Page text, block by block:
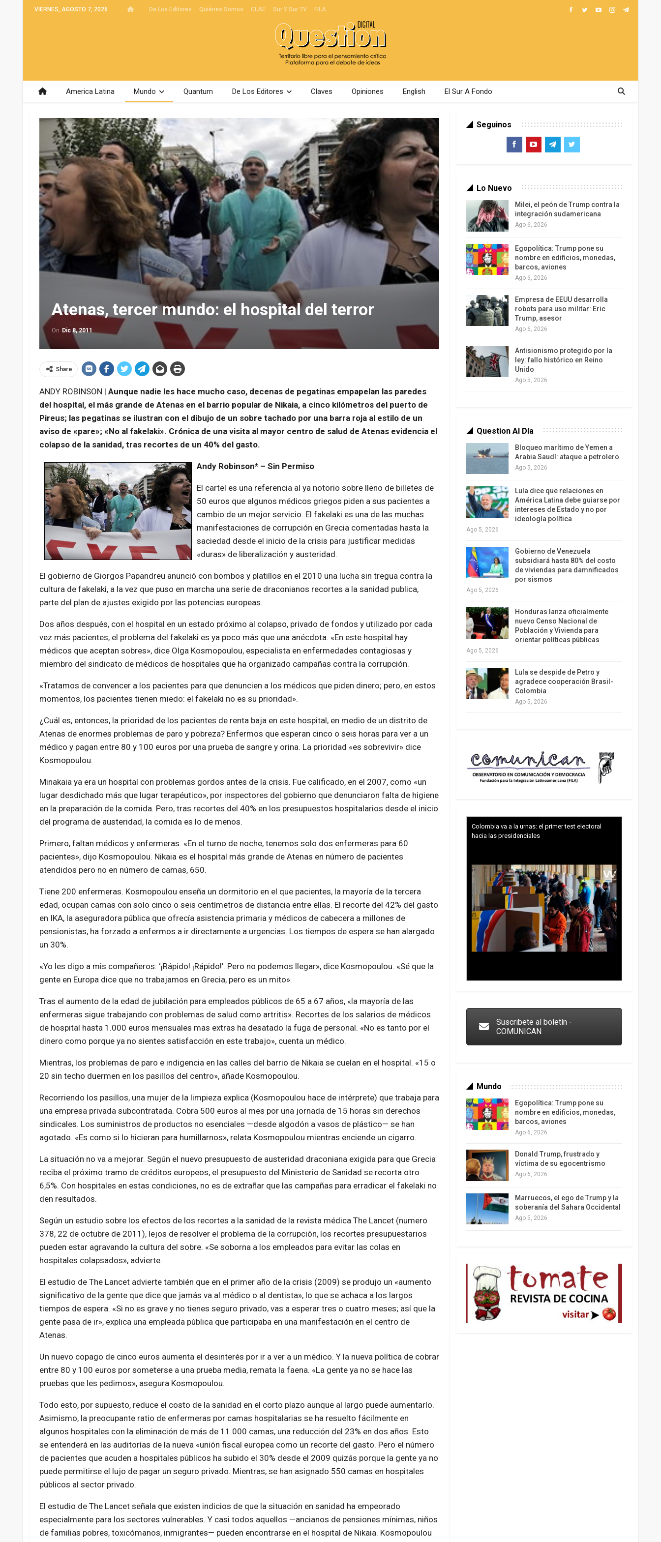
VIERNES, AGOSTO 7, 2026 De Los Editores Quiénes Somos CLAE Sur Y Sur TV FILA
America Latina Mundo Quantum De Los Editores Claves Opiniones English El Sur A Fondo
Atenas, tercer mundo: el hospital del terror
On Dic 8, 2011
Share
ANDY ROBINSON | Aunque nadie les hace mucho caso, decenas de pegatinas empapelan las paredes
del hospital, el más grande de Atenas en el barrio popular de Nikaia, a cinco kilómetros del puerto de
Pireus; las pegatinas se ilustran con el dibujo de un sobre tachado por una barra roja al estilo de un
aviso de «pare»; «No al fakelaki». Crónica de una visita al mayor centro de salud de Atenas evidencia el
colapso de la sanidad, tras recortes de un 40% del gasto.
Andy Robinson* – Sin Permiso
El cartel es una referencia al ya notorio sobre lleno de billetes de
50 euros que algunos médicos griegos piden a sus pacientes a
cambio de un mejor servicio. El fakelaki es una de las muchas
manifestaciones de corrupción en Grecia comentadas hasta la
saciedad desde el inicio de la crisis para justificar medidas
«duras» de liberalización y austeridad.
El gobierno de Giorgos Papandreu anunció con bombos y platillos en el 2010 una lucha sin tregua contra la
cultura de fakelaki, a la vez que puso en marcha una serie de draconianos recortes a la sanidad publica,
parte del plan de ajustes exigido por las potencias europeas.
Dos años después, con el hospital en un estado próximo al colapso, privado de fondos y utilizado por cada
vez más pacientes, el problema del fakelaki es ya poco más que una anécdota. «En este hospital hay
médicos que aceptan sobres», dice Olga Kosmopoulou, especialista en enfermedades contagiosas y
miembro del sindicato de médicos de hospitales que ha organizado campañas contra la corrupción.
«Tratamos de convencer a los pacientes para que denuncien a los médicos que piden dinero; pero, en estos
momentos, los pacientes tienen miedo: el fakelaki no es su prioridad».
¿Cuál es, entonces, la prioridad de los pacientes de renta baja en este hospital, en medio de un distrito de
Atenas de enormes problemas de paro y pobreza? Enfermos que esperan cinco o seis horas para ver a un
médico y pagan entre 80 y 100 euros por una prueba de sangre y orina. La prioridad «es sobrevivir» dice
Kosmopoulou.
Minakaia ya era un hospital con problemas gordos antes de la crisis. Fue calificado, en el 2007, como «un
lugar desdichado más que lugar terapéutico», por inspectores del gobierno que denunciaron falta de higiene
en la preparación de la comida. Pero, tras recortes del 40% en los presupuestos hospitalarios desde el inicio
del programa de austeridad, la comida es lo de menos.
Primero, faltan médicos y enfermeras. «En el turno de noche, tenemos solo dos enfermeras para 60
pacientes», dijo Kosmopoulou. Nikaia es el hospital más grande de Atenas en número de pacientes
atendidos pero no en número de camas, 650.
Tiene 200 enfermeras. Kosmopoulou enseña un dormitorio en el que pacientes, la mayoría de la tercera
edad, ocupan camas con solo cinco o seis centímetros de distancia entre ellas. El recorte del 42% del gasto
en IKA, la aseguradora pública que ofrecía asistencia primaria y médicos de cabecera a millones de
pensionistas, ha forzado a enfermos a ir directamente a urgencias. Los tiempos de espera se han alargado
un 30%.
«Yo les digo a mis compañeros: ‘¡Rápido! ¡Rápido!’. Pero no podemos llegar», dice Kosmopoulou. «Sé que la
gente en Europa dice que no trabajamos en Grecia, pero es un mito».
Tras el aumento de la edad de jubilación para empleados públicos de 65 a 67 años, «la mayoría de las
enfermeras sigue trabajando con problemas de salud como artritis». Recortes de los salarios de médicos
de hospital hasta 1.000 euros mensuales mas extras ha desatado la fuga de personal. «No es tanto por el
dinero como porque ya no sientes satisfacción en este trabajo», cuenta un médico.
Mientras, los problemas de paro e indigencia en las calles del barrio de Nikaia se cuelan en el hospital. «15 o
20 sin techo duermen en los pasillos del centro», añade Kosmopoulou.
Recorriendo los pasillos, una mujer de la limpieza explica (Kosmopoulou hace de intérprete) que trabaja para
una empresa privada subcontratada. Cobra 500 euros al mes por una jornada de 15 horas sin derechos
sindicales. Los suministros de productos no esenciales —desde algodón a vasos de plástico— se han
agotado. «Es como si lo hicieran para humillarnos», relata Kosmopoulou mientras enciende un cigarro.
La situación no va a mejorar. Según el nuevo presupuesto de austeridad draconiana exigida para que Grecia
reciba el próximo tramo de créditos europeos, el presupuesto del Ministerio de Sanidad se recorta otro
6,5%. Con hospitales en estas condiciones, no es de extrañar que las campañas para erradicar el fakelaki no
den resultados.
Según un estudio sobre los efectos de los recortes a la sanidad de la revista médica The Lancet (numero
378, 22 de octubre de 2011), lejos de resolver el problema de la corrupción, los recortes presupuestarios
pueden estar agravando la cultura del sobre. «Se soborna a los empleados para evitar las colas en
hospitales colapsados», advierte.
El estudio de The Lancet advierte también que en el primer año de la crisis (2009) se produjo un «aumento
significativo de la gente que dice que jamás va al médico o al dentista», lo que se achaca a los largos
tiempos de espera. «Si no es grave y no tienes seguro privado, vas a esperar tres o cuatro meses; así que la
gente pasa de ir», explica una empleada pública que participaba en una manifestación en el centro de
Atenas.
Un nuevo copago de cinco euros aumenta el desinterés por ir a ver a un médico. Y la nueva política de cobrar
entre 80 y 100 euros por someterse a una prueba media, remata la faena. «La gente ya no se hace las
pruebas que les pedimos», asegura Kosmopoulou.
Todo esto, por supuesto, reduce el costo de la sanidad en el corto plazo aunque al largo puede aumentarlo.
Asimismo, la preocupante ratio de enfermeras por camas hospitalarias se ha resuelto fácilmente en
algunos hospitales con la eliminación de más de 11.000 camas, una reducción del 23% en dos años. Esto
se entenderá en las auditorías de la nueva «unión fiscal europea como un recorte del gasto. Pero el número
de pacientes que acuden a hospitales públicos ha subido el 30% desde el 2009 quizás porque la gente ya no
puede permitirse el lujo de pagar un seguro privado. Mientras, se han asignado 550 camas en hospitales
públicos al sector privado.
El estudio de The Lancet señala que existen indicios de que la situación en sanidad ha empeorado
especialmente para los sectores vulnerables. Y casi todos aquellos —ancianos de pensiones mínimas, niños
de familias pobres, toxicómanos, inmigrantes— pueden encontrarse en el hospital de Nikaia. Kosmopoulou
Seguinos
Lo Nuevo
Milei, el peón de Trump contra la
integración sudamericana
Ago 6, 2026
Egopolítica: Trump pone su
nombre en edificios, monedas,
barcos, aviones
Ago 6, 2026
Empresa de EEUU desarrolla
robots para uso militar: Eric
Trump, asesor
Ago 6, 2026
Antisionismo protegido por la
ley: fallo histórico en Reino
Unido
Ago 5, 2026
Question Al Día
Bloqueo marítimo de Yemen a
Arabia Saudí: ataque a petrolero
Ago 5, 2026
Lula dice que relaciones en
América Latina debe guiarse por
intereses de Estado y no por
ideología política
Ago 5, 2026
Gobierno de Venezuela
subsidiará hasta 80% del costo
de viviendas para damnificados
por sismos
Ago 5, 2026
Honduras lanza oficialmente
nuevo Censo Nacional de
Población y Vivienda para
orientar políticas públicas
Ago 5, 2026
Lula se despide de Petro y
agradece cooperación Brasil-
Colombia
Ago 5, 2026
Colombia va a la urnas: el primer test electoral
hacia las presidenciales
Suscribete al boletín -
COMUNICAN
Mundo
Egopolítica: Trump pone su
nombre en edificios, monedas,
barcos, aviones
Ago 6, 2026
Donald Trump, frustrado y
víctima de su egocentrismo
Ago 6, 2026
Marruecos, el ego de Trump y la
soberanía del Sahara Occidental
Ago 5, 2026